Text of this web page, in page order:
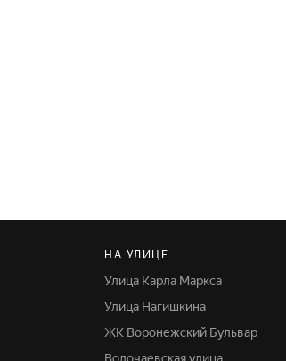
НА УЛИЦЕ
Улица Карла Маркса
Улица Нагишкина
ЖК Воронежский Бульвар